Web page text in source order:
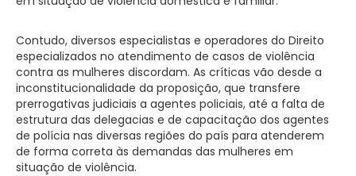
Contudo, diversos especialistas e operadores do Direito
especializados no atendimento de casos de violência
contra as mulheres discordam. As críticas vão desde a
inconstitucionalidade da proposição, que transfere
prerrogativas judiciais a agentes policiais, até a falta de
estrutura das delegacias e de capacitação dos agentes
de polícia nas diversas regiões do país para atenderem
de forma correta às demandas das mulheres em
situação de violência.